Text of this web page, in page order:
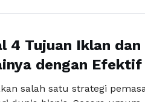
4 Tujuan Iklan dan
dengan Efektif
salah satu strategi